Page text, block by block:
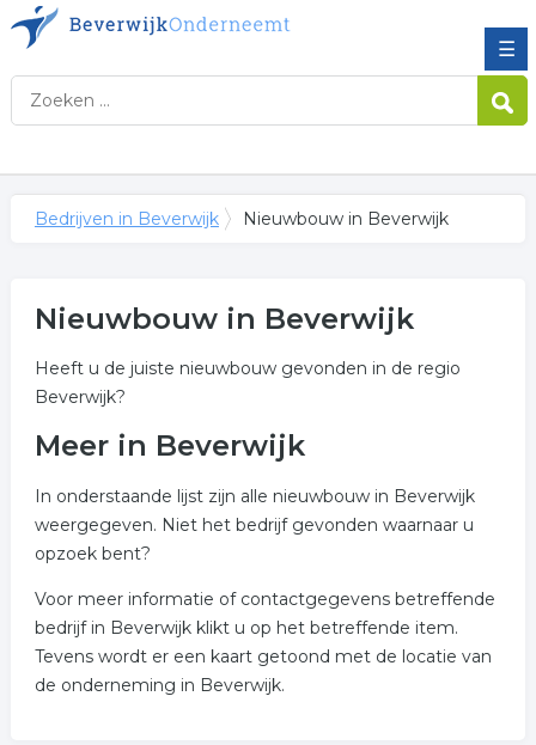
☰
Bedrijven in Beverwijk Nieuwbouw in Beverwijk
Nieuwbouw in Beverwijk
Heeft u de juiste nieuwbouw gevonden in de regio
Beverwijk?
Meer in Beverwijk
In onderstaande lijst zijn alle nieuwbouw in Beverwijk
weergegeven. Niet het bedrijf gevonden waarnaar u
opzoek bent?
Voor meer informatie of contactgegevens betreffende
bedrijf in Beverwijk klikt u op het betreffende item.
Tevens wordt er een kaart getoond met de locatie van
de onderneming in Beverwijk.